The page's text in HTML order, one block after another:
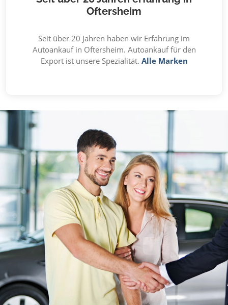
Oftersheim
Seit über 20 Jahren haben wir Erfahrung im
Autoankauf in Oftersheim. Autoankauf für den
Export ist unsere Spezialität. Alle Marken